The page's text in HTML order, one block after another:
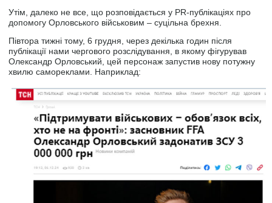
Утім, далеко не все, що розповідається у PR-публікаціях про
допомогу Орловського військовим – суцільна брехня.
Півтора тижні тому, 6 грудня, через декілька годин після
публікації нами чергового розслідування, в якому фігурував
Олександр Орловський, цей персонаж запустив нову потужну
хвилю самореклами. Наприклад: